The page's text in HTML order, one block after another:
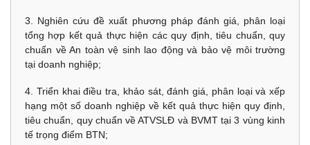
3. Nghiên cứu đề xuất phương pháp đánh giá, phân loại
tổng hợp kết quả thực hiện các quy định, tiêu chuẩn, quy
chuẩn về An toàn vệ sinh lao động và bảo vệ môi trường
tại doanh nghiệp;
4. Triển khai điều tra, khảo sát, đánh giá, phân loại và xếp
hạng một số doanh nghiệp về kết quả thực hiện quy định,
tiêu chuẩn, quy chuẩn về ATVSLĐ và BVMT tại 3 vùng kinh
tế trọng điểm BTN;